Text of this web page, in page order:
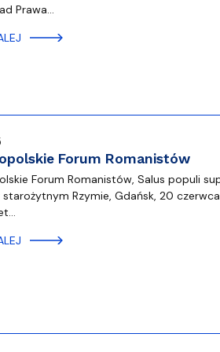
Prawa…
Forum Romanistów
Forum Romanistów, Salus populi
Rzymie, Gdańsk, 20